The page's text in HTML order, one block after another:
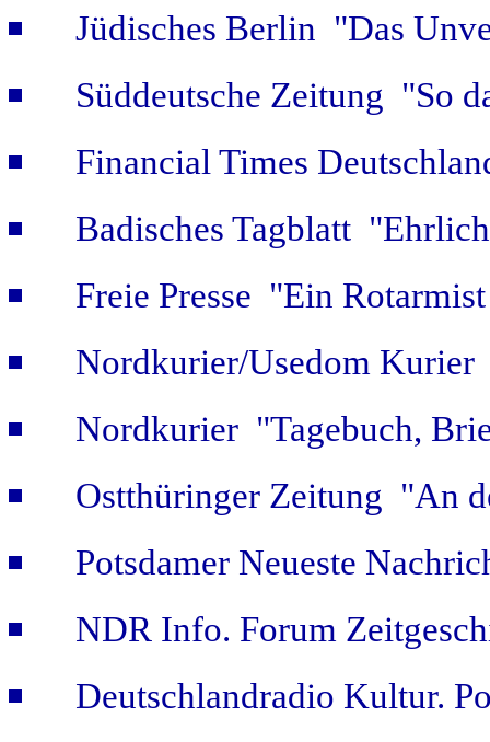
Jüdisches Berlin "Das
Süddeutsche Zeitung "So
Financial Times
Badisches Tagblatt
Freie Presse "Ein
Nordkurier/Usedom
Nordkurier "Tagebuch,
Ostthüringer Zeitung "An
Potsdamer Neueste
NDR Info. Forum
Deutschlandradio Kultur.